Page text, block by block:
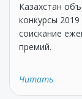
Казахстан
конкурсы 2019
соискание
премий.
Читать